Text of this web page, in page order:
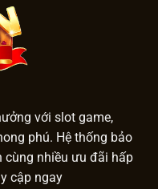
với slot game,
phú. Hệ thống bảo
cùng nhiều ưu đãi hấp
cập ngay